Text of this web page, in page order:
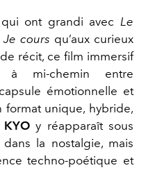
ont grandi avec Le
Je cours qu’aux curieux
récit, ce film immersif
mi-chemin entre
émotionnelle et
unique, hybride,
KYOy réapparaît sous
la nostalgie, mais
techno-poétique et